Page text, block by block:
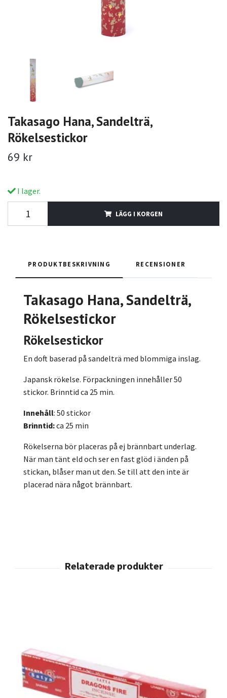
Takasago Hana, Sandelträ,
Rökelsestickor
69 kr
I lager.
LÄGG I KORGEN
PRODUKTBESKRIVNING RECENSIONER
Takasago Hana, Sandelträ,
Rökelsestickor
Rökelsestickor
En doft baserad på sandelträ med blommiga inslag.
Japansk rökelse. Förpackningen innehåller 50
stickor. Brinntid ca 25 min.
Innehåll: 50 stickor
Brinntid:ca 25 min
Rökelserna bör placeras på ej brännbart underlag.
När man tänt eld och ser en fast glöd i änden på
stickan, blåser man ut den. Se till att den inte är
placerad nära något brännbart.